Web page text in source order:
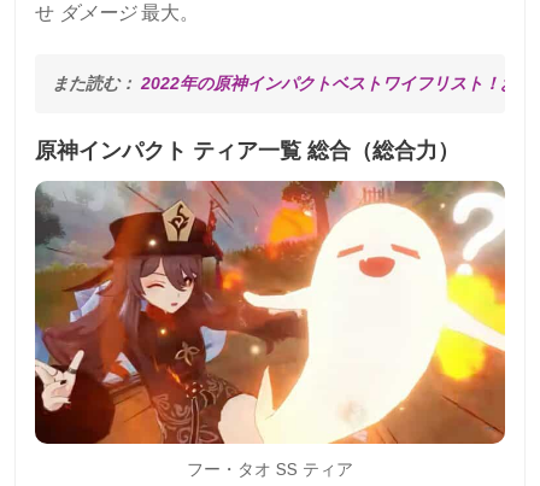
せ ダメージ最大。
また読む： 2022年の原神インパクトベストワイフリスト！お
原神インパクト ティア一覧 総合（総合力）
フー・タオ SS ティア